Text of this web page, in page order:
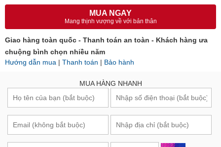
MUA NGAY
Mang thịnh vượng về với bản thân
Giao hàng toàn quốc - Thanh toán an toàn - Khách hàng ưa
chuộng bình chọn nhiều năm
Hướng dẫn mua | Thanh toán | Bảo hành
MUA HÀNG NHANH